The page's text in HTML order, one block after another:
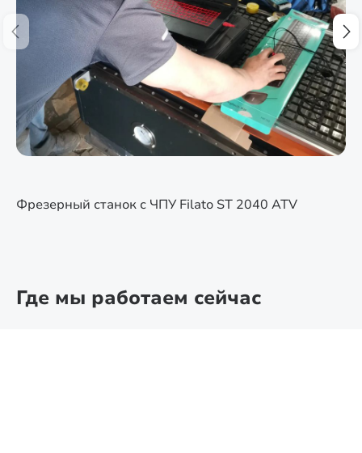
Фрезерный станок с ЧПУ Filato ST 2040 ATV
Где мы работаем сейчас